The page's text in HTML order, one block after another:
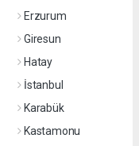
Erzurum
Giresun
Hatay
İstanbul
Karabük
Kastamonu